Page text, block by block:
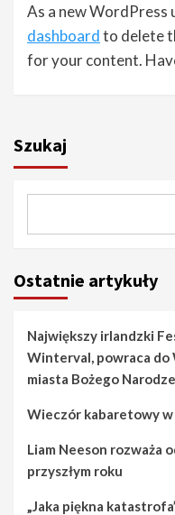
As a new WordPress
dashboardto delete
for your content.
Szukaj
Ostatnie artykuły
Największy irlandzki
Winterval, powraca
miasta Bożego
Wieczór kabaretowy
Liam Neeson rozważa
przyszłym roku
„Jaka piękna